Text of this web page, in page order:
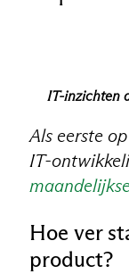
IT-inzichten
Als eerste
IT-
Hoe ver
product?